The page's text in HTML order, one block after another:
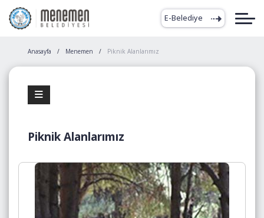
E-Belediye
Anasayfa Menemen Piknik Alanlarımız
Piknik Alanlarımız